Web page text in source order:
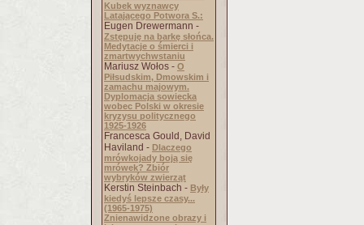
Kubek wyznawcy
Latającego Potwora S.:
Eugen Drewermann -
Zstępuję na barkę słońca.
Medytacje o śmierci i
zmartwychwstaniu
Mariusz Wołos - O
Piłsudskim, Dmowskim i
zamachu majowym.
Dyplomacja sowiecka
wobec Polski w okresie
kryzysu politycznego
1925-1926
Francesca Gould, David
Haviland - Dlaczego
mrówkojady boją się
mrówek? Zbiór
wybryków zwierząt
Kerstin Steinbach - Były
kiedyś lepsze czasy...
(1965-1975)
Znienawidzone obrazy i